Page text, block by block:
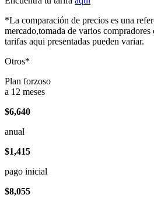
*La comparación de precios es una
mercado,tomada de varios
tarifas aqui presentadas pueden variar.
Otros*
Plan forzoso
a 12 meses
$6,640
anual
$1,415
pago inicial
$8,055